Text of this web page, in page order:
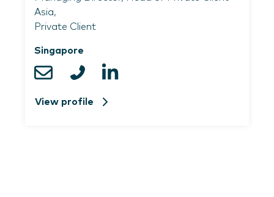
Asia,
Private Client
Singapore
View profile